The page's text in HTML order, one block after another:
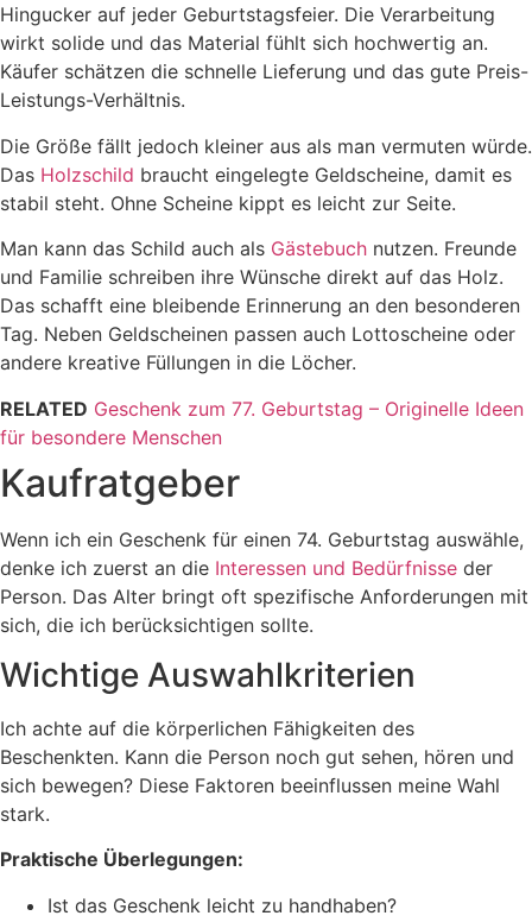
Hingucker auf jeder Geburtstagsfeier. Die Verarbeitung
wirkt solide und das Material fühlt sich hochwertig an.
Käufer schätzen die schnelle Lieferung und das gute Preis-
Leistungs-Verhältnis.
Die Größe fällt jedoch kleiner aus als man vermuten würde.
Das Holzschild braucht eingelegte Geldscheine, damit es
stabil steht. Ohne Scheine kippt es leicht zur Seite.
Man kann das Schild auch als Gästebuch nutzen. Freunde
und Familie schreiben ihre Wünsche direkt auf das Holz.
Das schafft eine bleibende Erinnerung an den besonderen
Tag. Neben Geldscheinen passen auch Lottoscheine oder
andere kreative Füllungen in die Löcher.
RELATED Geschenk zum 77. Geburtstag – Originelle Ideen
für besondere Menschen
Kaufratgeber
Wenn ich ein Geschenk für einen 74. Geburtstag auswähle,
denke ich zuerst an die Interessen und Bedürfnisse der
Person. Das Alter bringt oft spezifische Anforderungen mit
sich, die ich berücksichtigen sollte.
Wichtige Auswahlkriterien
Ich achte auf die körperlichen Fähigkeiten des
Beschenkten. Kann die Person noch gut sehen, hören und
sich bewegen? Diese Faktoren beeinflussen meine Wahl
stark.
Praktische Überlegungen:
Ist das Geschenk leicht zu handhaben?